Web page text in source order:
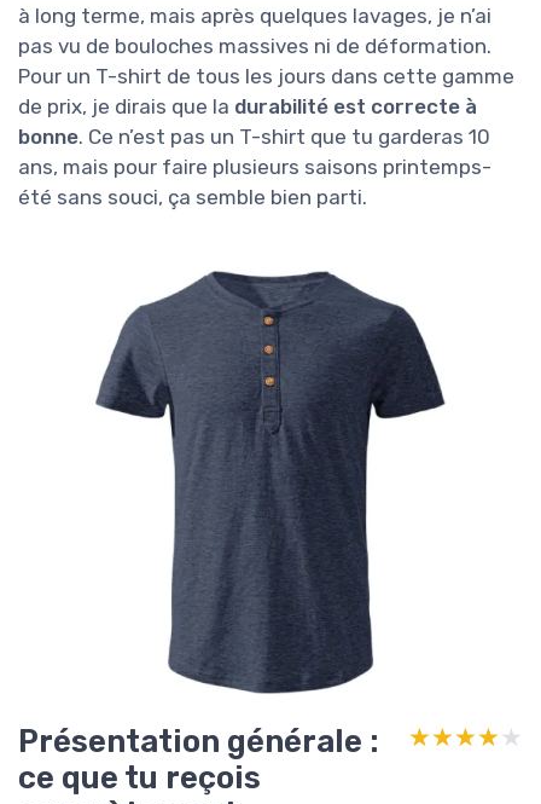
à long terme, mais après quelques lavages, je n’ai
pas vu de bouloches massives ni de déformation.
Pour un T-shirt de tous les jours dans cette gamme
de prix, je dirais que la durabilité est correcte à
bonne. Ce n’est pas un T-shirt que tu garderas 10
ans, mais pour faire plusieurs saisons printemps-
été sans souci, ça semble bien parti.
Présentation générale :
ce que tu reçois
★★★★★
★★★★★